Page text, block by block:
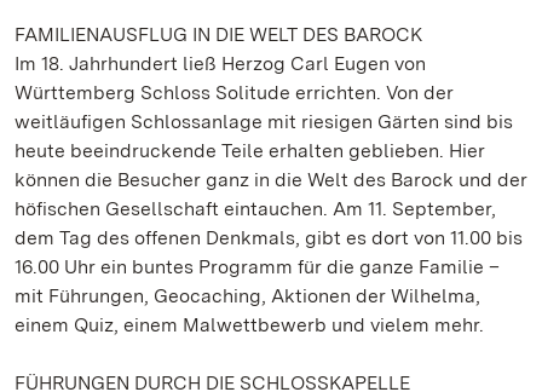
FAMILIENAUSFLUG IN DIE WELT DES BAROCK
Im 18. Jahrhundert ließ Herzog Carl Eugen von
Württemberg Schloss Solitude errichten. Von der
weitläufigen Schlossanlage mit riesigen Gärten sind bis
heute beeindruckende Teile erhalten geblieben. Hier
können die Besucher ganz in die Welt des Barock und der
höfischen Gesellschaft eintauchen. Am 11. September,
dem Tag des offenen Denkmals, gibt es dort von 11.00 bis
16.00 Uhr ein buntes Programm für die ganze Familie –
mit Führungen, Geocaching, Aktionen der Wilhelma,
einem Quiz, einem Malwettbewerb und vielem mehr.
FÜHRUNGEN DURCH DIE SCHLOSSKAPELLE